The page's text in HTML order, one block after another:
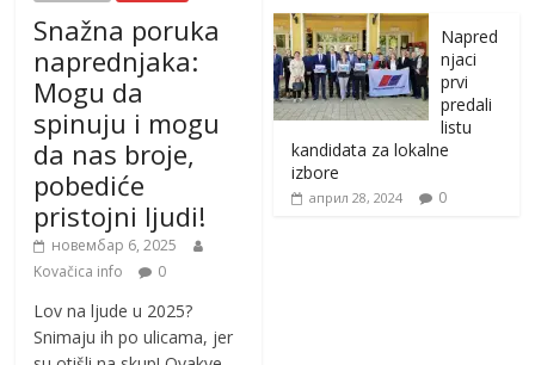
Snažna poruka
naprednjaka:
Mogu da
spinuju i mogu
da nas broje,
pobediće
pristojni ljudi!
новембар 6, 2025
Kovačica info
0
Lov na ljude u 2025?
Snimaju ih po ulicama, jer
Napred
njaci
prvi
predali
listu
kandidata za lokalne
izbore
април 28, 2024 0